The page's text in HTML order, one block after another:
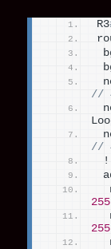
R3
//
//
!